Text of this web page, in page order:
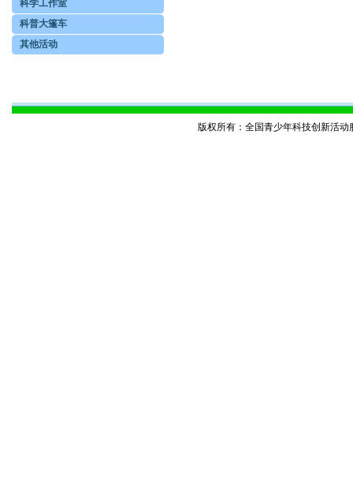
科学工作室
科普大篷车
其他活动
版权所有：全国青少年科技创新活